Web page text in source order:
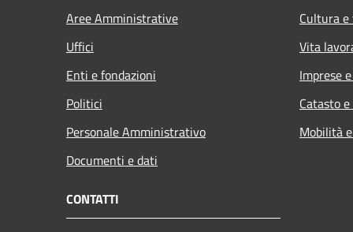
Aree Amministrative
Uffici
Enti e fondazioni
Politici
Personale Amministrativo
Documenti e dati
Cultura
Vita
Imprese
Catasto
Mobilità
CONTATTI